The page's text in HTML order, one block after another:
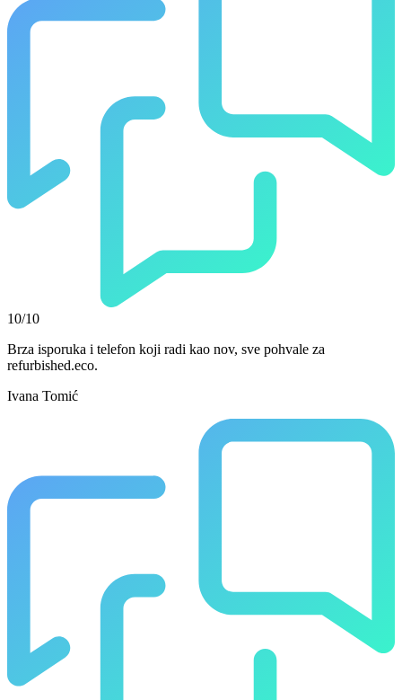
10/10
Brza isporuka i telefon koji radi kao nov, sve pohvale za
refurbished.eco.
Ivana Tomić